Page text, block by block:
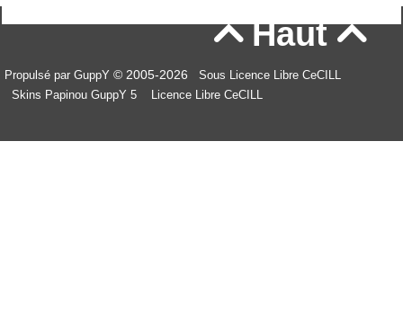
Haut
Propulsé par GuppY © 2005-2026
Sous Licence Libre CeCILL
Skins Papinou GuppY 5
Licence Libre CeCILL